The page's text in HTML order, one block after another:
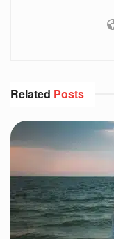
Related Posts